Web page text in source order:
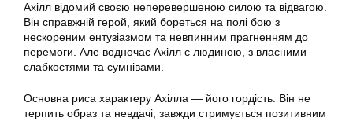
Ахілл відомий своєю неперевершеною силою та відвагою.
Він справжній герой, який бореться на полі бою з
нескореним ентузіазмом та невпинним прагненням до
перемоги. Але водночас Ахілл є людиною, з власними
слабкостями та сумнівами.
Основна риса характеру Ахілла — його гордість. Він не
терпить образ та невдачі, завжди стримується позитивним